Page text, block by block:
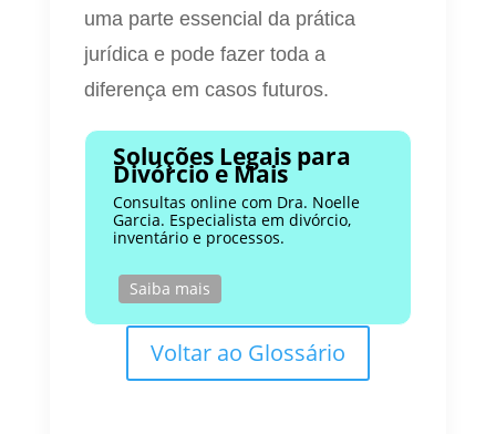
uma parte essencial da prática
jurídica e pode fazer toda a
diferença em casos futuros.
Soluções Legais para
Divórcio e Mais
Consultas online com Dra. Noelle
Garcia. Especialista em divórcio,
inventário e processos.
Saiba mais
Voltar ao Glossário